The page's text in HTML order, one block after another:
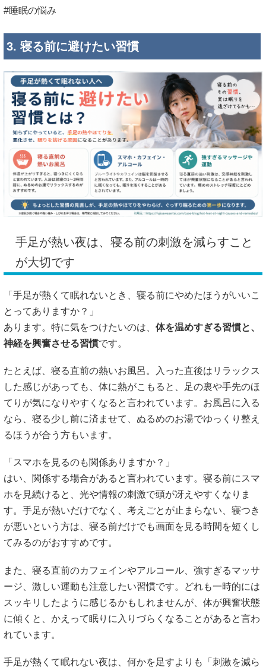
#睡眠の悩み
3. 寝る前に避けたい習慣
手足が熱い夜は、寝る前の刺激を減らすこと
が大切です
「手足が熱くて眠れないとき、寝る前にやめたほうがいいこ
とってありますか？」
あります。特に気をつけたいのは、 体を温めすぎる習慣と、
神経を興奮させる習慣です。
たとえば、寝る直前の熱いお風呂。入った直後はリラックス
した感じがあっても、体に熱がこもると、足の裏や手先のほ
てりが気になりやすくなると言われています。お風呂に入る
なら、寝る少し前に済ませて、ぬるめのお湯でゆっくり整え
るほうが合う方もいます。
「スマホを見るのも関係ありますか？」
はい、関係する場合があると言われています。寝る前にスマ
ホを見続けると、光や情報の刺激で頭が冴えやすくなりま
す。手足が熱いだけでなく、考えごとが止まらない、寝つき
が悪いという方は、寝る前だけでも画面を見る時間を短くし
てみるのがおすすめです。
また、寝る直前のカフェインやアルコール、強すぎるマッサ
ージ、激しい運動も注意したい習慣です。どれも一時的には
スッキリしたように感じるかもしれませんが、体が興奮状態
に傾くと、かえって眠りに入りづらくなることがあると言わ
れています。
手足が熱くて眠れない夜は、何かを足すよりも「刺激を減ら